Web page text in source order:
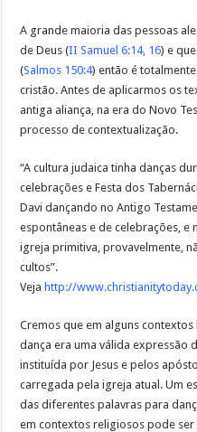
A grande maioria das pessoas
de Deus (II Samuel 6:14, 16) e
(Salmos 150:4) então é
cristão. Antes de aplicarmos os
antiga aliança, na era do Novo
processo de contextualização.
“A cultura judaica tinha danças
celebrações e Festa dos
Davi dançando no Antigo
espontâneas e de celebrações, e
igreja primitiva, provavelmente,
cultos”.
Veja http://
Cremos que em alguns
dança era uma válida expressão
instituída por Jesus e pelos
carregada pela igreja atual. Um
das diferentes palavras para
em contextos religiosos pode